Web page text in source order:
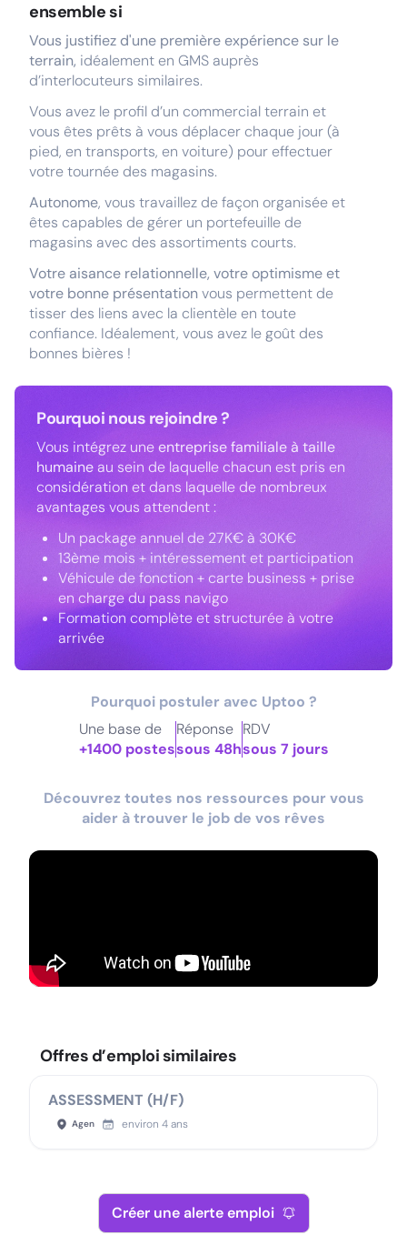
ensemble si
Vous justifiez d'une première expérience sur le
terrain, idéalement en GMS auprès
d’interlocuteurs similaires.
Vous avez le profil d’un commercial terrain et
vous êtes prêts à vous déplacer chaque jour (à
pied, en transports, en voiture) pour effectuer
votre tournée des magasins.
Autonome, vous travaillez de façon organisée et
êtes capables de gérer un portefeuille de
magasins avec des assortiments courts.
Votre aisance relationnelle, votre optimisme et
votre bonne présentationvous permettent de
tisser des liens avec la clientèle en toute
confiance. Idéalement, vous avez le goût des
bonnes bières !
Pourquoi nous rejoindre ?
Vous intégrez uneentreprise familiale à taille
humaine au sein de laquelle chacun est pris en
considération et dans laquelle de nombreux
avantages vous attendent :
Un package annuel de 27K€ à 30K€
13ème mois + intéressement et participation
Véhicule de fonction + carte business + prise
en charge du pass navigo
Formation complète et structurée à votre
arrivée
Pourquoi postuler avec Uptoo ?
Une base de
+1400 postes
Réponse
sous 48h
RDV
sous 7 jours
Découvrez toutes nos ressources pour vous
aider à trouver le job de vos rêves
Offres d’emploi similaires
ASSESSMENT (H/F)
Agen environ 4 ans
Créer une alerte emploi